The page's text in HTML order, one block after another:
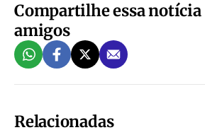
Compartilhe essa notícia
amigos
Relacionadas